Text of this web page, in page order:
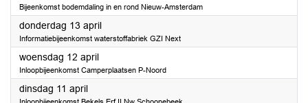
Bijeenkomst bodemdaling in en rond Nieuw-Amsterdam
donderdag 13 april2023
Informatiebijeenkomst waterstoffabriek GZI Next
woensdag 12 april2023
Inloopbijeenkomst Camperplaatsen P-Noord
dinsdag 11 april2023